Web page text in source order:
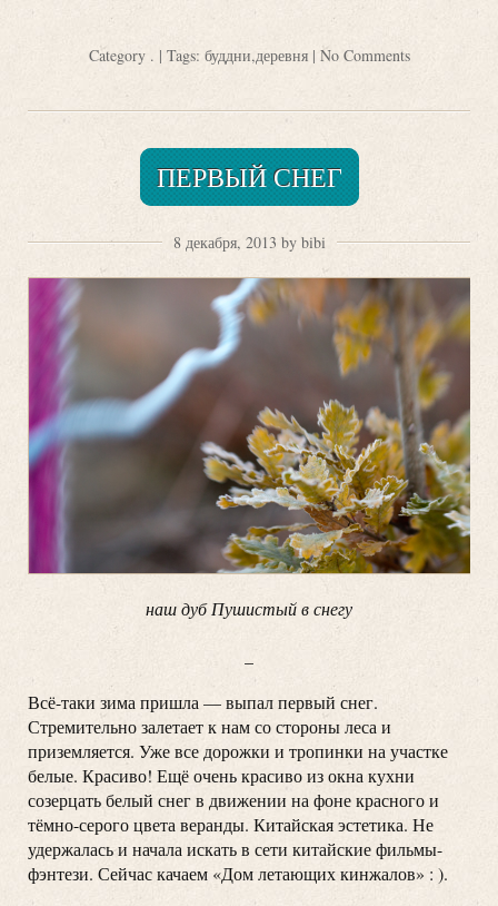
Category . | Tags: буддни,деревня| No Comments
ПЕРВЫЙ СНЕГ
8 декабря, 2013 by bibi
наш дуб Пушистый в снегу
Всё-таки зима пришла — выпал первый снег.
Стремительно залетает к нам со стороны леса и
приземляется. Уже все дорожки и тропинки на участке
белые. Красиво! Ещё очень красиво из окна кухни
созерцать белый снег в движении на фоне красного и
тёмно-серого цвета веранды. Китайская эстетика. Не
удержалась и начала искать в сети китайские фильмы-
фэнтези. Сейчас качаем «Дом летающих кинжалов» : ).